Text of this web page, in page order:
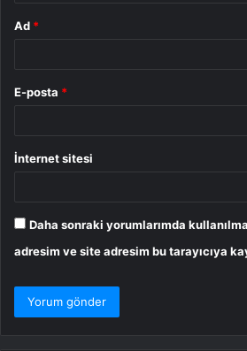
Ad *
E-posta *
İnternet sitesi
Daha sonraki yorumlarımda
adresim ve site adresim bu tarayıcıya